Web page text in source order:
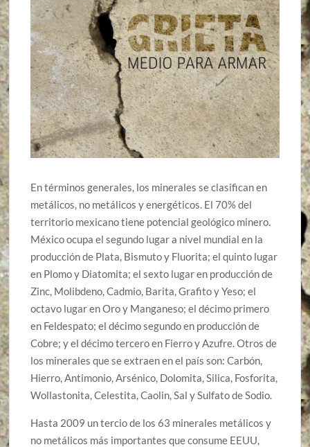
En términos generales, los minerales se clasifican en
metálicos, no metálicos y energéticos. El 70% del
territorio mexicano tiene potencial geológico minero.
México ocupa el segundo lugar a nivel mundial en la
producción de Plata, Bismuto y Fluorita; el quinto lugar
en Plomo y Diatomita; el sexto lugar en producción de
Zinc, Molibdeno, Cadmio, Barita, Grafito y Yeso; el
octavo lugar en Oro y Manganeso; el décimo primero
en Feldespato; el décimo segundo en producción de
Cobre; y el décimo tercero en Fierro y Azufre. Otros de
los minerales que se extraen en el país son: Carbón,
Hierro, Antimonio, Arsénico, Dolomita, Silica, Fosforita,
Wollastonita, Celestita, Caolin, Sal y Sulfato de Sodio.
Hasta 2009 un tercio de los 63 minerales metálicos y
no metálicos más importantes que consume EEUU,